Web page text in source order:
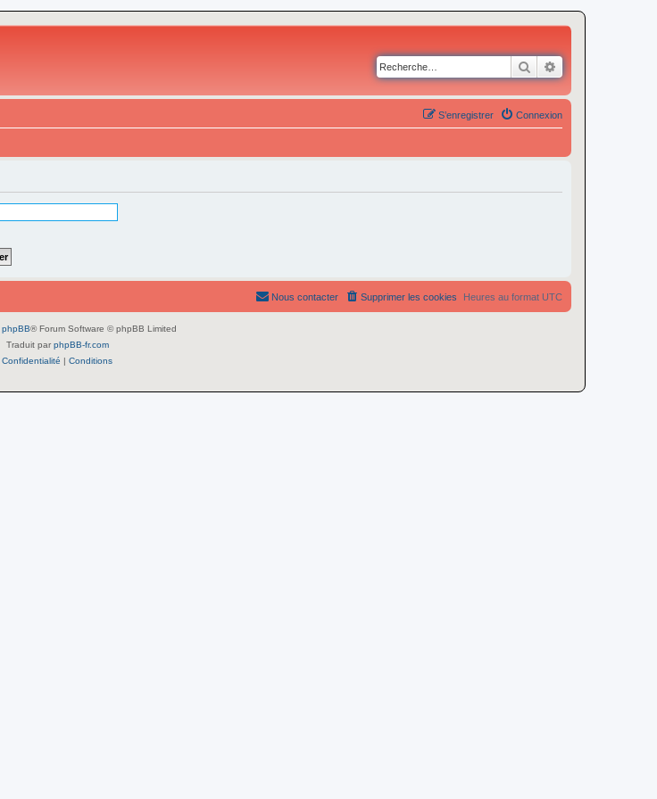
Rechercher
Connexion
S’enregistrer
Heures au format UTC
Supprimer les cookies
Nous contacter
phpBB® Forum Software © phpBB Limited
Traduit par phpBB-fr.com
Confidentialité | Conditions